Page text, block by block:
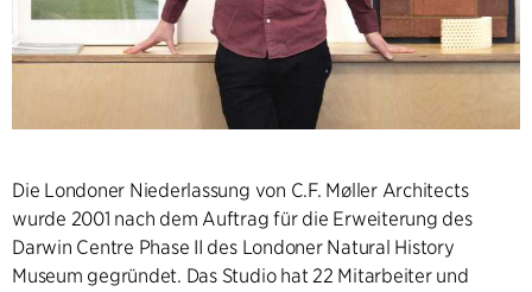
Die Londoner Niederlassung von C.F. Møller Architects
wurde 2001 nach dem Auftrag für die Erweiterung des
Darwin Centre Phase II des Londoner Natural History
Museum gegründet. Das Studio hat 22 Mitarbeiter und